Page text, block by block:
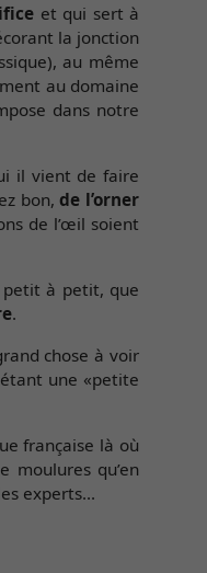
et qui sert à
la jonction
au même
au domaine
dans notre
il vient de faire
bon,de l’orner
de l’œil soient
petit à petit, que
.
chose à voir
une «petite
française là où
moulures qu’en
experts...